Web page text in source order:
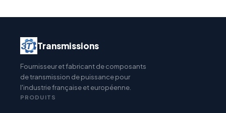
Transmissions
Fournisseur et fabricant de composants
de transmission de puissance pour
l'industrie française et européenne.
PRODUITS